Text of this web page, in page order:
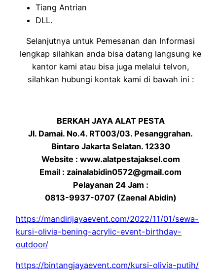
Tiang Antrian
DLL.
Selanjutnya untuk Pemesanan dan Informasi
lengkap silahkan anda bisa datang langsung ke
kantor kami atau bisa juga melalui telvon,
silahkan hubungi kontak kami di bawah ini :
BERKAH JAYA ALAT PESTA
Jl. Damai. No.4. RT003/03. Pesanggrahan.
Bintaro Jakarta Selatan. 12330
Website : www.alatpestajaksel.com
Email : zainalabidin0572@gmail.com
Pelayanan 24 Jam :
0813-9937-0707 (Zaenal Abidin)
https://mandirijayaevent.com/2022/11/01/sewa-
kursi-olivia-bening-acrylic-event-birthday-
outdoor/
https://bintangjayaevent.com/kursi-olivia-putih/